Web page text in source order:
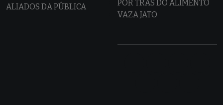
ALIADOS DA PÚBLICA
POR TRÁS DO ALIMENTO
VAZA JATO